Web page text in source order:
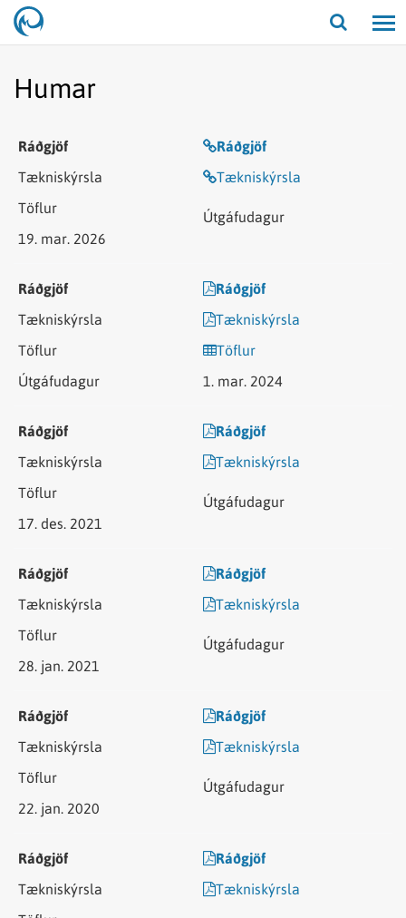
Opna/
Humar
Ráðgjöf
Tækniskýrsla
19. mar. 2026
Ráðgjöf
Tækniskýrsla
Töflur
1. mar. 2024
Ráðgjöf
Tækniskýrsla
17. des. 2021
Ráðgjöf
Tækniskýrsla
28. jan. 2021
Ráðgjöf
Tækniskýrsla
22. jan. 2020
Ráðgjöf
Tækniskýrsla